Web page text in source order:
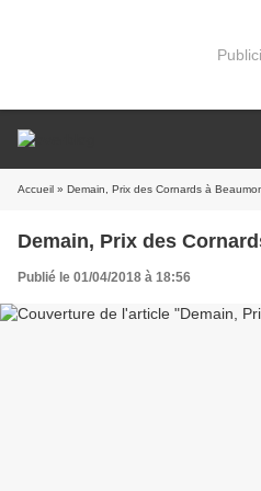
Accueil » Demain, Prix des Cornards à
Demain, Prix des
Publié le 01/04/2018 à 18:56